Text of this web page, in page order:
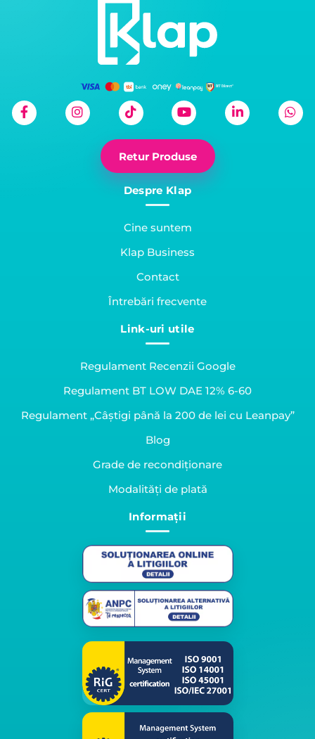
Retur Produse
Despre Klap
Cine suntem
Klap Business
Contact
Întrebări frecvente
Link-uri utile
Regulament Recenzii Google
Regulament BT LOW DAE 12% 6-60
Regulament „Câștigi până la 200 de lei cu Leanpay”
Blog
Grade de recondiționare
Modalități de plată
Informații